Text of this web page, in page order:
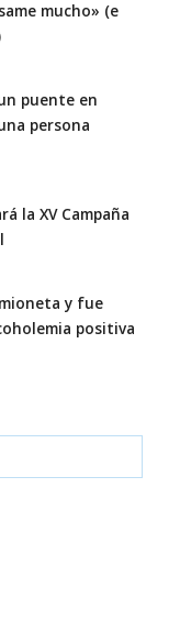
mucho» (e
puente en
persona
la XV Campaña
y fue
positiva